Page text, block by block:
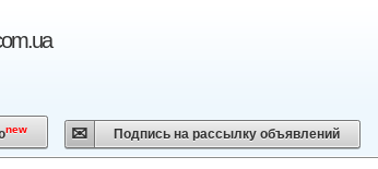
new Подпись на рассылку объявлений